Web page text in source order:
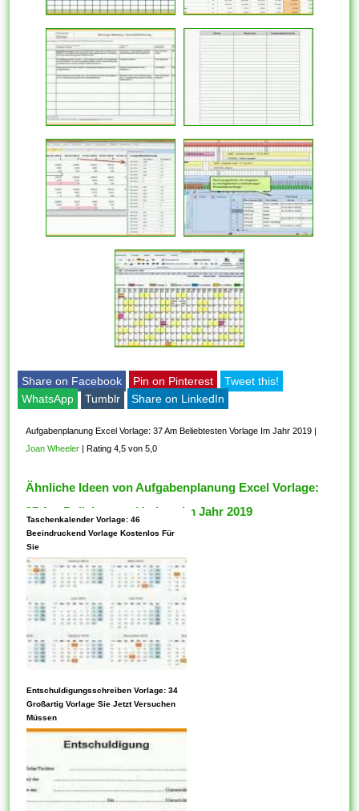
Share on Facebook Pin on Pinterest
Tweet this!
WhatsApp
Tumblr Share on LinkedIn
Aufgabenplanung Excel Vorlage: 37 Am Beliebtesten Vorlage Im Jahr 2019 |
Joan Wheeler |Rating 4,5 von 5,0
Ähnliche Ideen von Aufgabenplanung Excel Vorlage:
37 Am Beliebtesten Vorlage Im Jahr 2019
Taschenkalender Vorlage: 46
Beeindruckend Vorlage Kostenlos Für
Sie
Jede Vorlage kann gemütlich
konfiguriert werden, mit der
absicht, in bestimmten
Blockvorlagen ermöglichen die
Angabe eines Standard-
Anfangsstatus für eine Editor-
Entschuldigungsschreiben Vorlage: 34
Großartig Vorlage Sie Jetzt Versuchen
Müssen